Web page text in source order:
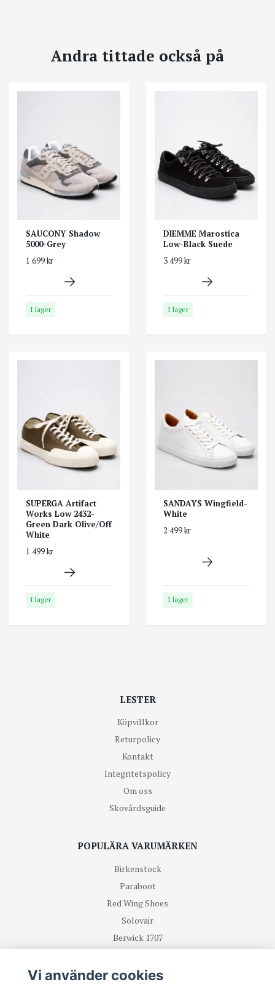
Andra tittade också på
SAUCONY Shadow
5000-Grey
1 699 kr
I lager
DIEMME Marostica
Low-Black Suede
3 499 kr
I lager
SUPERGA Artifact
Works Low 2432-
Green Dark Olive/Off
White
1 499 kr
I lager
SANDAYS Wingfield-
White
2 499 kr
I lager
LESTER
Köpvillkor
Returpolicy
Kontakt
Integritetspolicy
Om oss
Skovårdsguide
POPULÄRA VARUMÄRKEN
Birkenstock
Paraboot
Red Wing Shoes
Solovair
Berwick 1707
Vi använder cookies